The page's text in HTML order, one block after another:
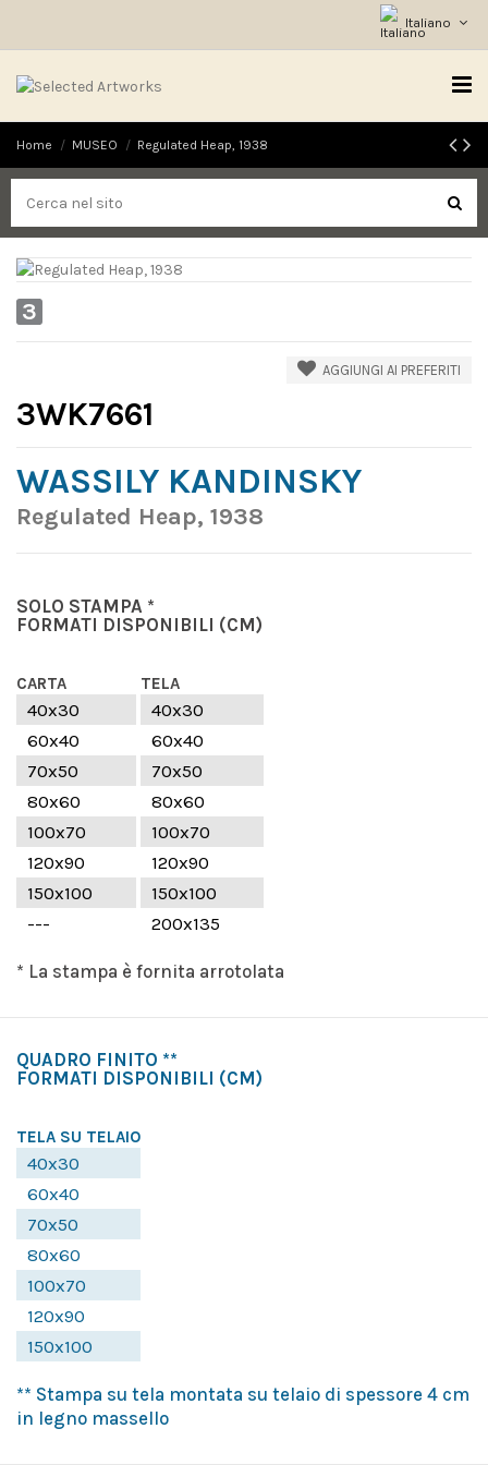
Italiano
Home MUSEO Regulated Heap, 1938
3
AGGIUNGI AI PREFERITI
3WK7661
WASSILY KANDINSKY
Regulated Heap, 1938
SOLO STAMPA *
FORMATI DISPONIBILI (CM)
CARTA TELA
40x30
40x30
60x40
60x40
70x50
70x50
80x60
80x60
100x70
100x70
120x90
120x90
150x100
150x100
---
200x135
* La stampa è fornita arrotolata
QUADRO FINITO **
FORMATI DISPONIBILI (CM)
TELA SU TELAIO
40x30
60x40
70x50
80x60
100x70
120x90
150x100
** Stampa su tela montata su telaio di spessore 4 cm
in legno massello